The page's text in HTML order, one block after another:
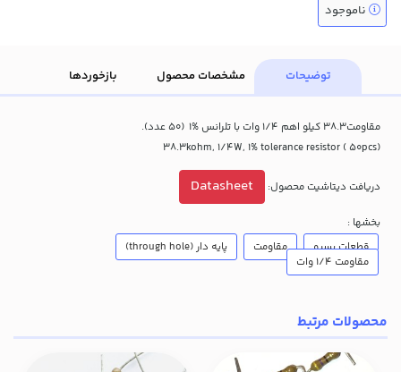
ناموجود
توضیحات مشخصات محصول بازخوردها
مقاومت38.3 کیلو اهم 1/4 وات با تلرانس %1 (50 عدد).
38.3kohm, 1/4W, 1% tolerance resistor ( 50pcs)
دریافت دیتاشیت محصول: Datasheet
بخشها :
قطعات پسیو
مقاومت
پایه دار (through hole)
مقاومت 1/4 وات
محصولات مرتبط